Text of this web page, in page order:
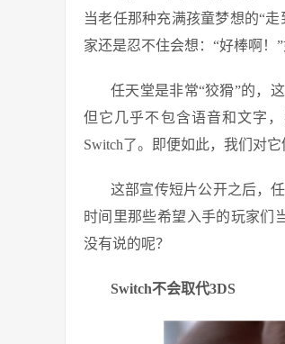
当老任那种充满孩童梦想的“
家还是忍不住会想：“好棒啊！
任天堂是非常“狡猾”的，
但它几乎不包含语音和文字
Switch了。即便如此，我们对它
这部宣传短片公开之后，
时间里那些希望入手的玩家们
没有说的呢？
Switch不会取代3DS